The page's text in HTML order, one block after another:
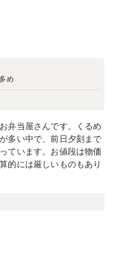
め
弁当屋さんです。くるめ
多い中で、前日夕刻まで
ています。お値段は物価
的には厳しいものもあり